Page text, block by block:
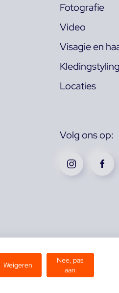
Fotografie
Video
Visagie en
Kledingstyling
Locaties
Volg ons op:
Weigeren
Nee, pas
aan